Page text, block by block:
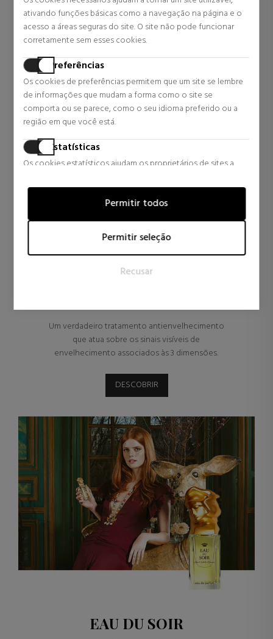
ativando funções básicas como a navegação na página e o
acesso a áreas seguras do site. O site não pode funcionar
corretamente sem esses cookies.
Preferências
Os cookies de preferências permitem que um site se lembre
de informações que mudam a forma como o site se
comporta ou se parece, como o seu idioma preferido ou a
região em que você está.
Estatísticas
Os cookies estatísticos ajudam os proprietários de sites a
coletando e fornecendo informações de forma anônima.
Os cookies de marketing são usados para rastrear visitantes
em sites. A intenção é exibir anúncios que sejam relevantes e
atraentes para o usuário individual e, portanto, mais valiosos
para editores e anunciantes terceirizados.
Permitir todos
Permitir seleção
Recusar
30 revisões 9 revisões
ICÔNICO
Um verdadeiro tratamento antienvelhecimento
que atua sobre os sinais visíveis de
envelhecimento associados às 3 dimensões.
DESCOBRIR
EAU DU SOIR